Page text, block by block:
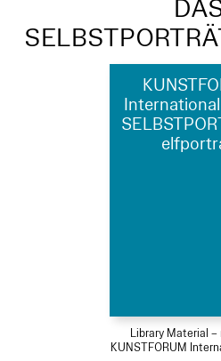
International
Library Material –
KUNSTFORUM